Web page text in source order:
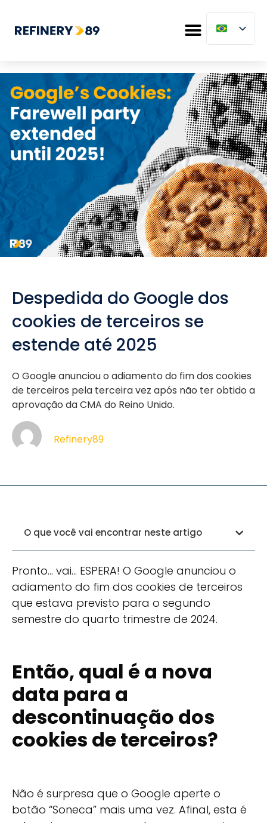
Despedida do Google dos
cookies de terceiros se
estende até 2025
O Google anunciou o adiamento do fim dos cookies
de terceiros pela terceira vez após não ter obtido a
aprovação da CMA do Reino Unido.
Refinery89
O que você vai encontrar neste artigo
Pronto… vai… ESPERA! O Google anunciou o
adiamento do fim dos cookies de terceiros
que estava previsto para o segundo
semestre do quarto trimestre de 2024.
Então, qual é a nova
data para a
descontinuação dos
cookies de terceiros?
Não é surpresa que o Google aperte o
botão “Soneca” mais uma vez. Afinal, esta é